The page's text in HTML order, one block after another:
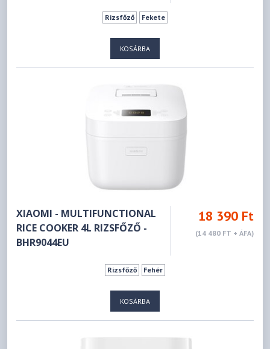
Rizsfőző Fekete
KOSÁRBA
XIAOMI - MULTIFUNCTIONAL
RICE COOKER 4L RIZSFŐZŐ -
BHR9044EU
18 390 Ft
(14 480 FT + ÁFA)
Rizsfőző Fehér
KOSÁRBA